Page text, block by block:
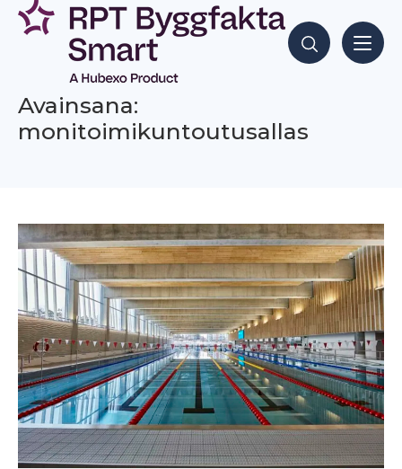
Siirry
sisältöön
Hae sisältöjä
Avainsana:
monitoimikuntoutusallas